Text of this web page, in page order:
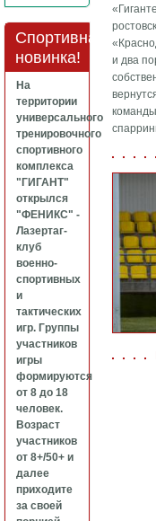
и два
Спортивная
новинка!
На
территории
универсального
тренировочного
спортивного
комплекса
"ГИГАНТ"
открылся
"ФЕНИКС" -
Лазертаг-
клуб
военно-
спортивных
и
тактических
игр. Группы
участников
игры
формируются
от 8 до 18
человек.
Возраст
участников
от 8+/50+ и
далее
приходите
за своей